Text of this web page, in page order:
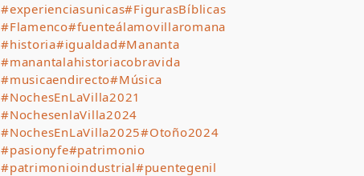
#experienciasunicas#FigurasBíblicas
#Flamenco#fuenteálamovillaromana
#historia#igualdad#Mananta
#manantalahistoriacobravida
#musicaendirecto#Música
#NochesEnLaVilla2021
#NochesenlaVilla2024
#NochesEnLaVilla2025#Otoño2024
#pasionyfe#patrimonio
#patrimonioindustrial#puentegenil